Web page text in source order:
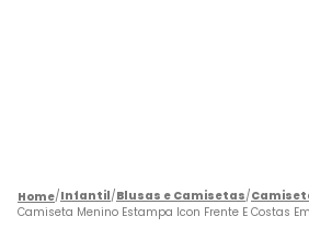
Infantil Blusas e Camisetas
Camiseta Menino Estampa Icon Frente E Costas